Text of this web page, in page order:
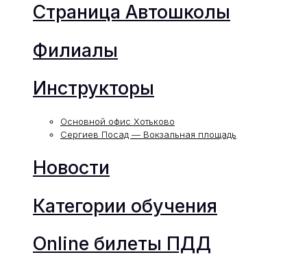
Страница Автошколы
Филиалы
Инструкторы
Основной офис Хотьково
Сергиев Посад — Вокзальная площадь
Новости
Категории обучения
Online билеты ПДД